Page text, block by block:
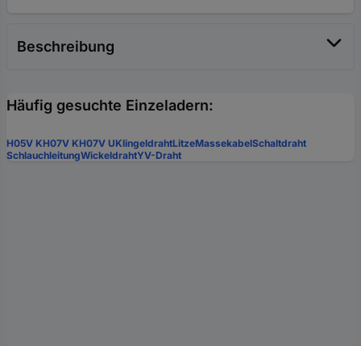
Beschreibung
Häufig gesuchte Einzeladern:
H05V KH07V KH07V UKlingeldrahtLitzeMassekabelSchaltdraht
SchlauchleitungWickeldrahtYV-Draht